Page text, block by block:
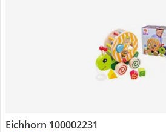
Eichhorn 100002231